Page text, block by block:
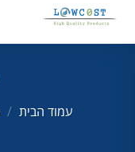
עמוד הבית /